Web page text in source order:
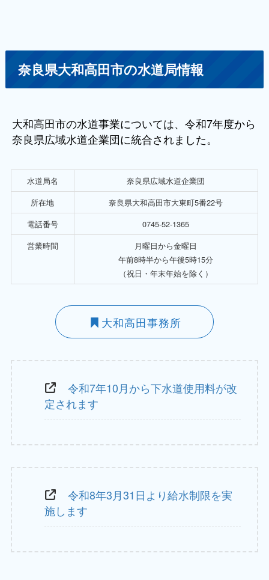
奈良県大和高田市の水道局情報
大和高田市の水道事業については、令和7年度から
奈良県広域水道企業団に統合されました。
水道局名
奈良県広域水道企業団
所在地
奈良県大和高田市大東町5番22号
電話番号
0745-52-1365
営業時間
月曜日から金曜日
午前8時半から午後5時15分
（祝日・年末年始を除く）
大和高田事務所
令和7年10月から下水道使用料が改
定されます
令和8年3月31日より給水制限を実
施します